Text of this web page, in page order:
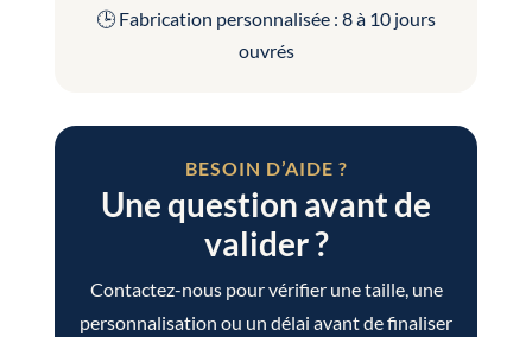
🕒 Fabrication personnalisée : 8 à 10 jours
ouvrés
BESOIN D’AIDE ?
Une question avant de
valider ?
Contactez-nous pour vérifier une taille, une
personnalisation ou un délai avant de finaliser